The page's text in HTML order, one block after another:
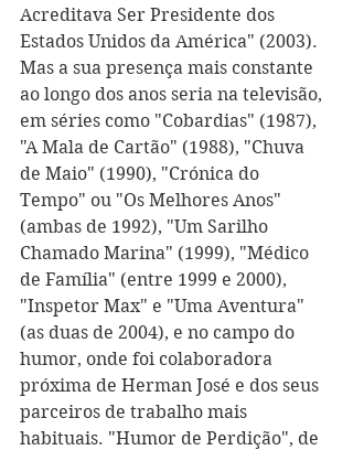
Acreditava Ser Presidente dos
Estados Unidos da América" (2003).
Mas a sua presença mais constante
ao longo dos anos seria na televisão,
em séries como "Cobardias" (1987),
"A Mala de Cartão" (1988), "Chuva
de Maio" (1990), "Crónica do
Tempo" ou "Os Melhores Anos"
(ambas de 1992), "Um Sarilho
Chamado Marina" (1999), "Médico
de Família" (entre 1999 e 2000),
"Inspetor Max" e "Uma Aventura"
(as duas de 2004), e no campo do
humor, onde foi colaboradora
próxima de Herman José e dos seus
parceiros de trabalho mais
habituais. "Humor de Perdição", de